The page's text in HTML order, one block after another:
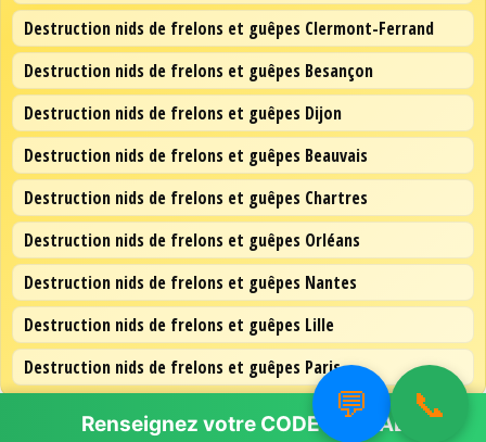
Destruction nids de frelons et guêpes Clermont-Ferrand
Destruction nids de frelons et guêpes Besançon
Destruction nids de frelons et guêpes Dijon
Destruction nids de frelons et guêpes Beauvais
Destruction nids de frelons et guêpes Chartres
Destruction nids de frelons et guêpes Orléans
Destruction nids de frelons et guêpes Nantes
Destruction nids de frelons et guêpes Lille
Destruction nids de frelons et guêpes Paris
💬 📞
Renseignez votre CODE POSTAL